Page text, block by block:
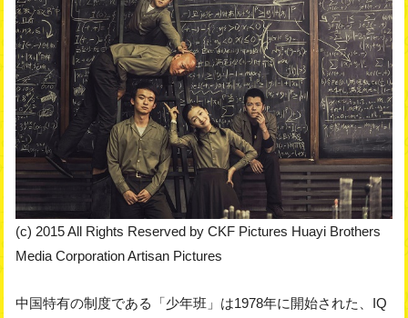
(c) 2015 All Rights Reserved by CKF Pictures Huayi Brothers
Media Corporation Artisan Pictures
中国特有の制度である「少年班」は1978年に開始された、IQ